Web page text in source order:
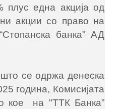
плус една акција од
акции со право на
банка" АД
се одржа денеска
година, Комисијата
кое на "ТТК Банка”